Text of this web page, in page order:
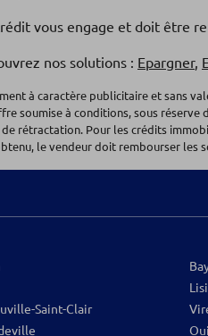
5 Agence
BRED-Banque
14, rue Victor Hugo
14360 TROUVILLE SUR
Ouvert 09:45 - 12:30 et
0820.33.63.78
BRED-Banque
29, pl Belle Croix
14700 FALAISE
vous engage et doit être
nos solutions : Epargner,
à caractère publicitaire et sans
soumise à conditions, sous
de rétractation. Pour les crédits
le vendeur doit rembourser les
Saint-Clair